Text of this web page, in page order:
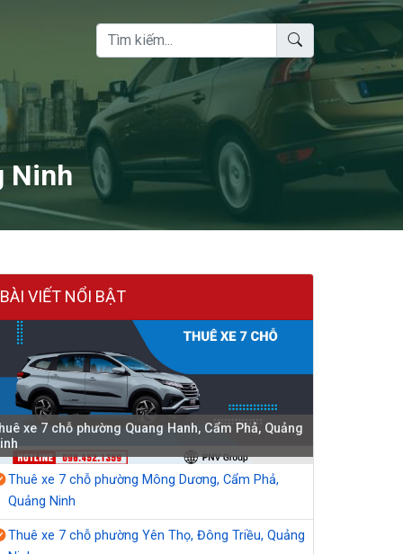
Ninh
BÀI VIẾT NỔI BẬT
xe 7 chỗ phường Quang Hanh, Cẩm Phả, Quảng
Thuê xe 7 chỗ phường Mông Dương, Cẩm Phả,
Quảng Ninh
Thuê xe 7 chỗ phường Yên Thọ, Đông Triều, Quảng